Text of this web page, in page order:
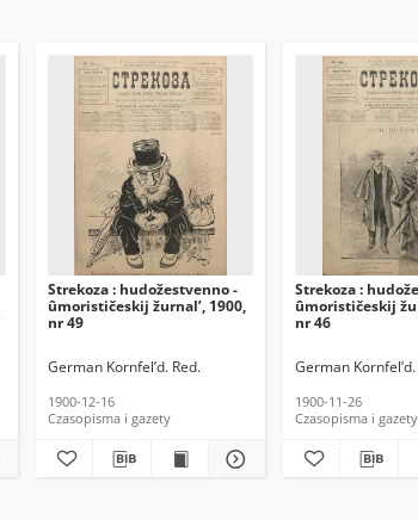
Strekoza : hudožestvenno -
ûmorističeskij žurnal’, 1900,
nr 49
German Kornfel’d. Red.
1900-12-16
Czasopisma i gazety
Strekoza :
ûmorističeskij
nr 46
German Kornfel’d.
1900-11-26
Czasopisma i gazety